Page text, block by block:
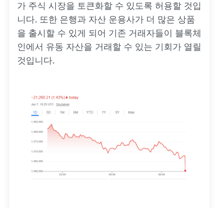
가 주식 시장을 토큰화할 수 있도록 허용할 것입
니다. 또한 은행과 자산 운용사가 더 많은 상품
을 출시할 수 있게 되어 기존 거래자들이 블록체
인에서 유동 자산을 거래할 수 있는 기회가 열릴
것입니다.